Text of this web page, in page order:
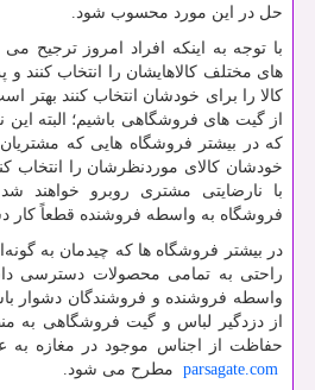
حل در این مورد محسوب شود.
با توجه به اینکه افراد امروز ترجیح
های مختلف کالاهایشان را انتخاب کنند
کالا را برای خودشان انتخاب کنند بهتر
از گیت های فروشگاهی باشیم؛ البته این
که در بیشتر فروشگاه هایی که
خودشان کالای موردنظرشان را انتخاب
با نارضایتی مشتری روبرو خواهند
فروشگاه به واسطه فروشنده قطعاً کار
در بیشتر فروشگاه ها که چیدمان به
راحتی به تمامی محصولات دسترسی
واسطه فروشنده و فروشندگان دشوار
از دزدگیر لباس و گیت فروشگاهی به
حفاظت از اجناس موجود در مغازه به
parsagate.com مطرح می شود.